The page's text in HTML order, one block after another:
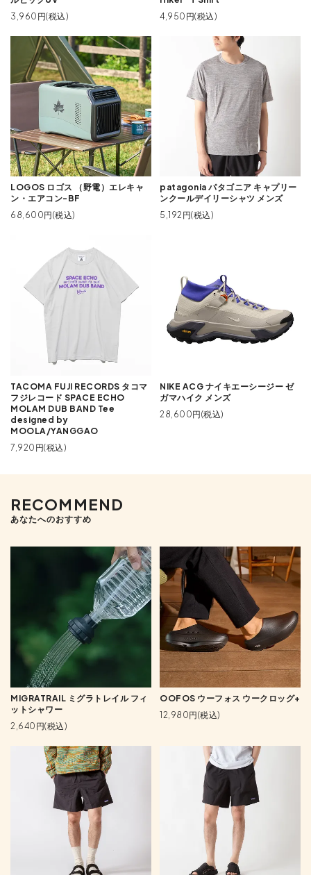
3,960円(税込)
4,950円(税込)
LOGOS ロゴス （野電）エレキャ
ン・エアコン-BF
68,600円(税込)
patagonia パタゴニア キャプリー
ンクールデイリーシャツ メンズ
5,192円(税込)
TACOMA FUJI RECORDS タコマ
フジレコード SPACE ECHO
MOLAM DUB BAND Tee
designed by
MOOLA/YANGGAO
7,920円(税込)
NIKE ACG ナイキエーシージー ゼ
ガマハイク メンズ
28,600円(税込)
RECOMMEND
あなたへのおすすめ
MIGRATRAIL ミグラトレイル フィ
ットシャワー
2,640円(税込)
OOFOS ウーフォス ウークロッグ+
12,980円(税込)